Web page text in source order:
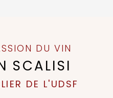
DU VIN
SCALISI
DE L'UDSF